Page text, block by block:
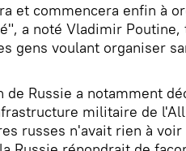
et commencera enfin à
a noté Vladimir Poutine,
gens voulant organiser
de Russie a notamment
militaire de
russes n'avait rien à voir